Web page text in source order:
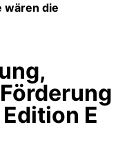
wären die
E